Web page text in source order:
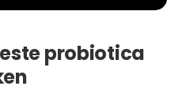
probiotica